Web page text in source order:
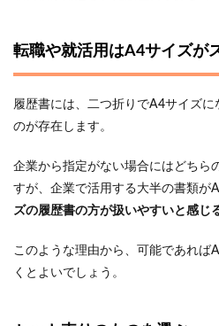
転職や就活用はA4サイズが
履歴書には、二つ折りでA4サイズ
のが存在します。
企業から指定がない場合にはどちら
すが、企業で活用する大半の書類が
ズの履歴書の方が扱いやすいと感じ
このような理由から、可能であれば
くとよいでしょう。